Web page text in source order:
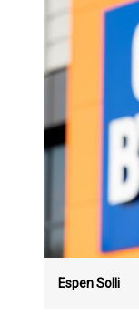
Espen Solli